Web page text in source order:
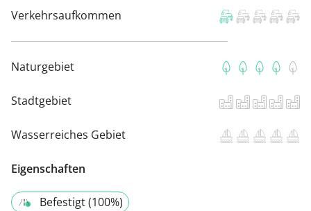
Verkehrsaufkommen
Naturgebiet
Stadtgebiet
Wasserreiches Gebiet
Eigenschaften
Befestigt (100%)